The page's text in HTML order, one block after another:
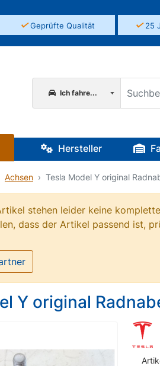
✓Geprüfte Qualität ✓25
Ich fahre...
Hersteller
Achsen Tesla Model Y original
stehen leider keine
dass der Artikel passend ist,
Y original